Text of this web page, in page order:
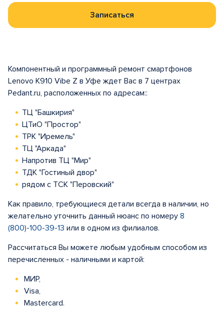
Записаться
Компонентный и программный ремонт смартфонов
Lenovo K910 Vibe Z в Уфе ждет Вас в 7 центрах
Pedant.ru, расположенных по адресам::
ТЦ "Башкирия"
ЦТиО "Простор"
ТРК "Иремель"
ТЦ "Аркада"
Напротив ТЦ "Мир"
ТДК "Гостиный двор"
рядом с ТСК "Перовский"
Как правило, требующиеся детали всегда в наличии, но
желательно уточнить данный нюанс по номеру 8
(800)-100-39-13 или в одном из филиалов.
Рассчитаться Вы можете любым удобным способом из
перечисленных - наличными и картой:
МИР,
Visa,
Mastercard.